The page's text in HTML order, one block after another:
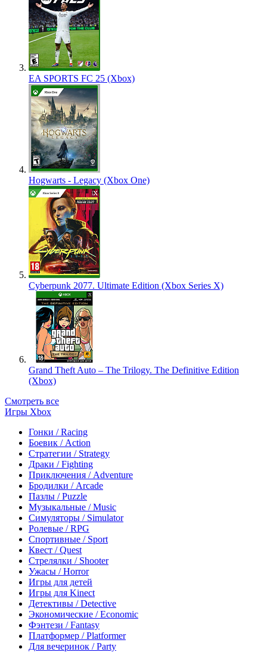
EA SPORTS FC 25 (Xbox)
Hogwarts - Legacy (Xbox One)
Cyberpunk 2077. Ultimate Edition (Xbox Series X)
Grand Theft Auto – The Trilogy. The Definitive Edition
(Xbox)
Смотреть все
Игры Xbox
Гонки / Racing
Боевик / Action
Стратегии / Strategy
Драки / Fighting
Приключения / Adventure
Бродилки / Arcade
Пазлы / Puzzle
Музыкальные / Music
Симуляторы / Simulator
Ролевые / RPG
Спортивные / Sport
Квест / Quest
Стрелялки / Shooter
Ужасы / Horror
Игры для детей
Игры для Kinect
Детективы / Detective
Экономические / Economic
Фэнтези / Fantasy
Платформер / Platformer
Для вечеринок / Party